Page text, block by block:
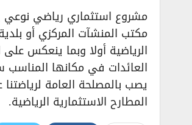
مشروع استثماري رياضي نوعي
مكتب المنشآت المركزي أو
الرياضية أولا وبما ينعكس
العائدات في مكانها المناسب
يصب بالمصلحة العامة
المطارح الاستثمارية الرياضية.